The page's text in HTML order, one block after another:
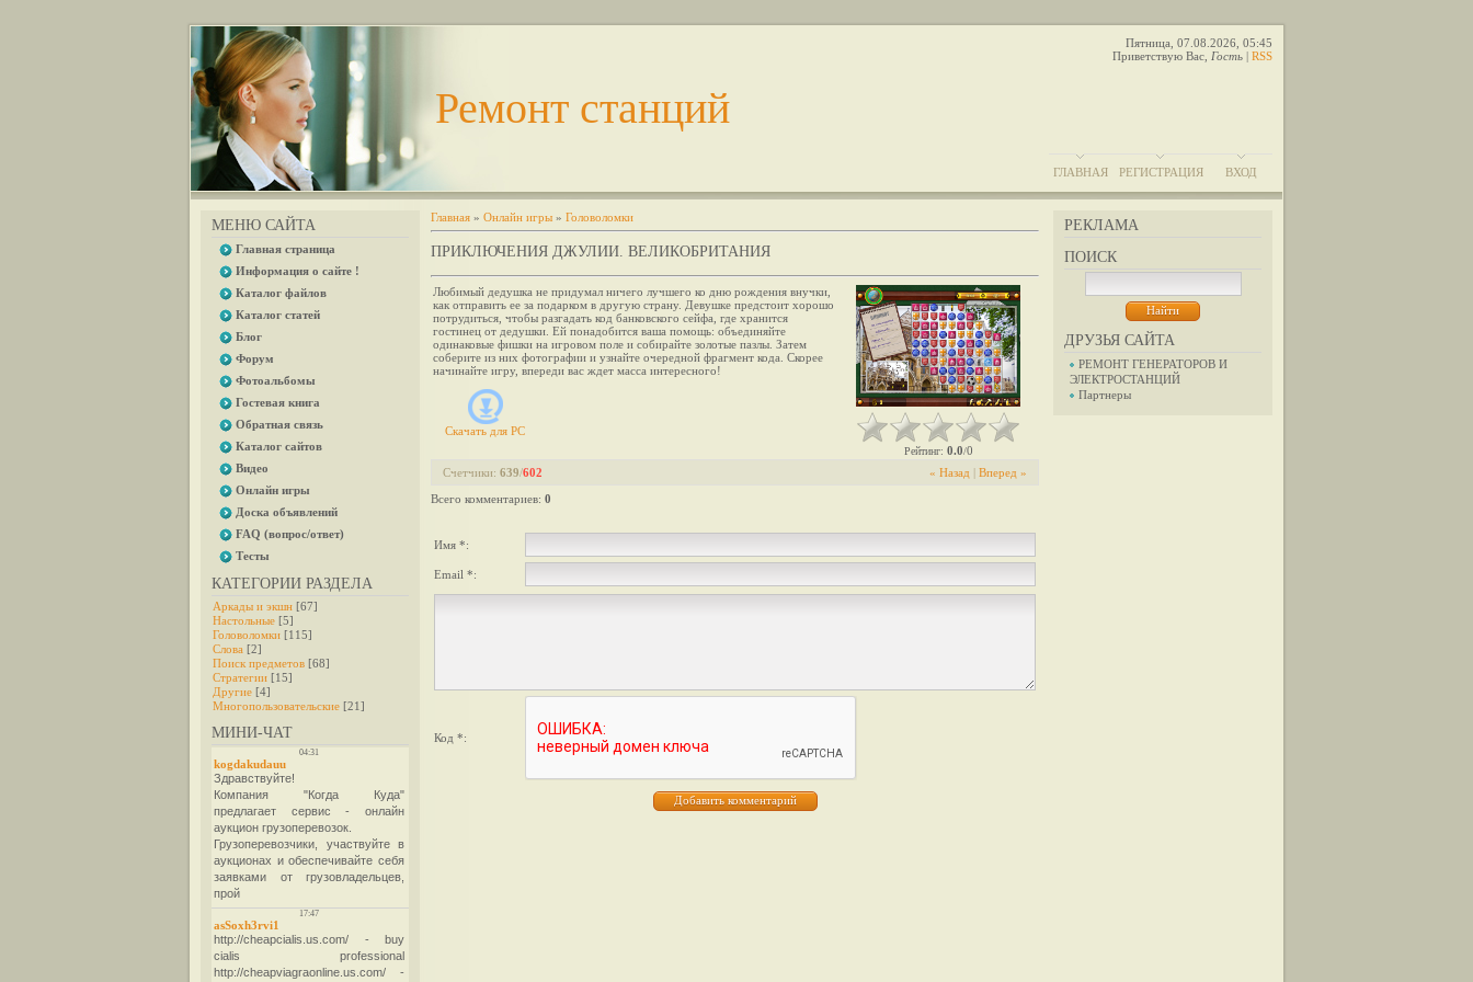
Ремонт станций
Пятница, 07.08.2026, 05:45
Приветствую Вас Гость | RSS
ГЛАВНАЯ РЕГИСТРАЦИЯ ВХОД
МЕНЮ САЙТА
Главная страница
Информация о сайте !
Каталог файлов
Каталог статей
Блог
Форум
Фотоальбомы
Гостевая книга
Обратная связь
Каталог сайтов
Видео
Онлайн игры
Доска объявлений
FAQ (вопрос/ответ)
Тесты
КАТЕГОРИИ РАЗДЕЛА
Аркады и экшн [67]
Настольные [5]
Головоломки [115]
Слова [2]
Поиск предметов [68]
Стратегии [15]
Другие [4]
Многопользовательские [21]
МИНИ-ЧАТ
РЕКЛАМА
ПОИСК
ДРУЗЬЯ САЙТА
РЕМОНТ ГЕНЕРАТОРОВ И
ЭЛЕКТРОСТАНЦИЙ
Партнеры
Главная » Онлайн игры » Головоломки
ПРИКЛЮЧЕНИЯ ДЖУЛИИ. ВЕЛИКОБРИТАНИЯ
Любимый дедушка не придумал ничего лучшего ко дню рождения внучки,
как отправить ее за подарком в другую страну. Девушке предстоит хорошо
потрудиться, чтобы разгадать код банковского сейфа, где хранится
гостинец от дедушки. Ей понадобится ваша помощь: объединяйте
одинаковые фишки на игровом поле и собирайте золотые пазлы. Затем
соберите из них фотографии и узнайте очередной фрагмент кода. Скорее
начинайте игру, впереди вас ждет масса интересного!
Скачать для PC
Рейтинг: 0.0/0
« Назад | Вперед »
Счетчики: 639/602
Всего комментариев: 0
Имя *:
Email *:
Код *: